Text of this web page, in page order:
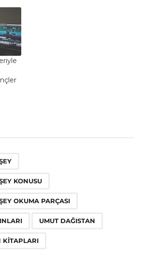
KONUSU
OKUMA PARÇASI
UMUT DAĞISTAN
KITAPLARI